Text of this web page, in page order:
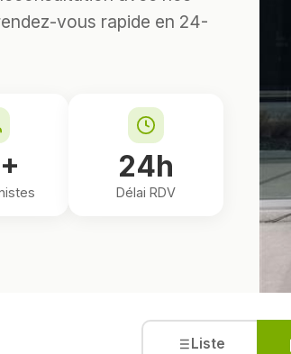
vous rapide en 24-
24h
Délai RDV
Liste